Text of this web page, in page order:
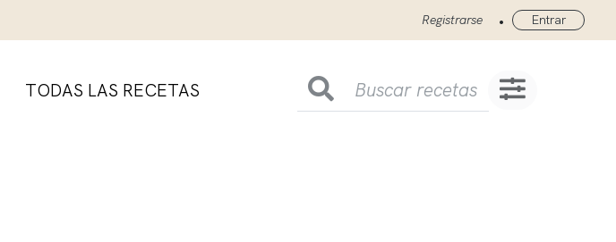
Registrarse • Entrar
TODAS LAS RECETAS